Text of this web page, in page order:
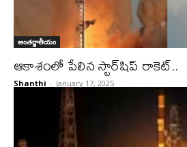
అంతర్జాతీయం
ఆకాశంలో పేలిన స్టార్‌షిప్ రాకెట్..
Shanthi - January 17, 2025